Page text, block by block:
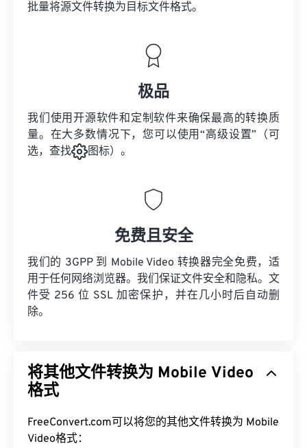
批量将源文件转换为目标文件格式。
极品
我们使用开源软件和定制软件来确保最高的转换质
量。在大多数情况下，您可以使用“高级设置”（可
选，查找
图标）。
免费且安全
我们的 3GPP 到 Mobile Video 转换器完全免费，适
用于任何网络浏览器。我们保证文件安全和隐私。文
件受 256 位 SSL 加密保护，并在几小时后自动删
除。
将其他文件转换为 Mobile Video
格式
FreeConvert.com可以将您的其他文件转换为 Mobile
Video格式：